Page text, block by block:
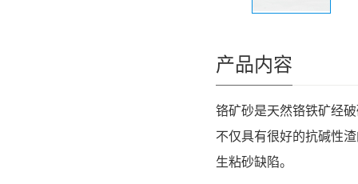
产品内容
铬矿砂是天然铬铁矿经
不仅具有很好的抗碱性
生粘砂缺陷。